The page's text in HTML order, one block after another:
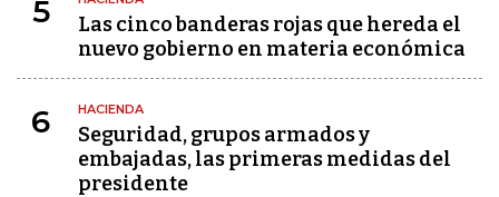
5
Las cinco banderas rojas que hereda el
nuevo gobierno en materia económica
6 HACIENDA
Seguridad, grupos armados y
embajadas, las primeras medidas del
presidente